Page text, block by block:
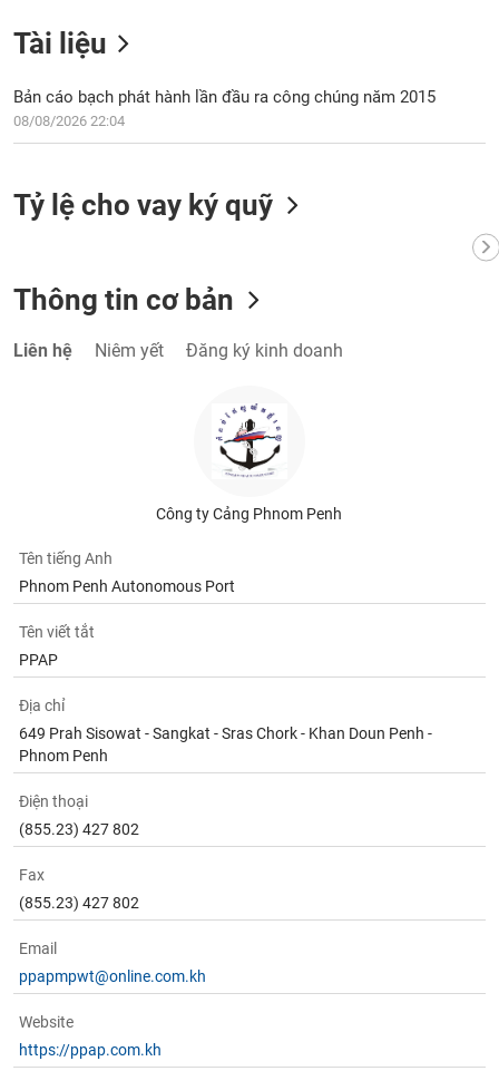
Tài liệu
Bản cáo bạch phát hành lần đầu ra công chúng năm 2015
08/08/2026 22:04
Tỷ lệ cho vay ký quỹ
Thông tin cơ bản
Liên hệ Niêm yết Đăng ký kinh doanh
Công ty Cảng Phnom Penh
Tên tiếng Anh
Phnom Penh Autonomous Port
Tên viết tắt
PPAP
Địa chỉ
649 Prah Sisowat - Sangkat - Sras Chork - Khan Doun Penh -
Phnom Penh
Điện thoại
(855.23) 427 802
Fax
(855.23) 427 802
Email
ppapmpwt@online.com.kh
Website
https://ppap.com.kh
TRUYỀN
THÔNG
ÍCH
BẤT
SẢN
Cổ phiếu Chỉ số Chứng chỉ quỹ
Lãnh
đạo
(-)
Tin
tức
(-)
Bài
viết
của
tác
giả
(-)
Báo
cáo
tích
(-)